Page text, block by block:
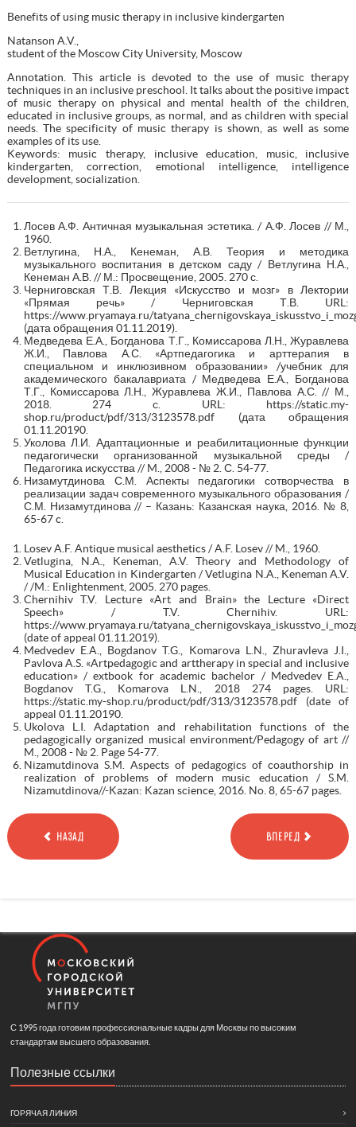
Benefits of using music therapy in inclusive kindergarten
Natanson A.V.,
student of the Moscow City University, Moscow
Annotation. This article is devoted to the use of music therapy
techniques in an inclusive preschool. It talks about the positive impact
of music therapy on physical and mental health of the children,
educated in inclusive groups, as normal, and as children with special
needs. The specificity of music therapy is shown, as well as some
examples of its use.
Keywords: music therapy, inclusive education, music, inclusive
kindergarten, correction, emotional intelligence, intelligence
development, socialization.
Лосев А.Ф. Античная музыкальная эстетика. / А.Ф. Лосев // М.,
1960.
Ветлугина, Н.А., Кенеман, А.В. Теория и методика
музыкального воспитания в детском саду / Ветлугина Н.А.,
Кенеман А.В. // М.: Просвещение, 2005. 270 с.
Черниговская Т.В. Лекция «Искусство и мозг» в Лектории
«Прямая речь» / Черниговская Т.В. URL:
https://www.pryamaya.ru/
(дата обращения 01.11.2019).
Медведева Е.А., Богданова Т.Г., Комиссарова Л.Н., Журавлева
Ж.И., Павлова А.С. «Артпедагогика и арттерапия в
специальном и инклюзивном образовании» /учебник для
академического бакалавриата / Медведева Е.А., Богданова
Т.Г., Комиссарова Л.Н., Журавлева Ж.И., Павлова А.С. // М.,
2018. 274 с. URL: https://static.my-
shop.ru/product/pdf/313/3123578.pdf (дата обращения
01.11.20190.
Уколова Л.И. Адаптационные и реабилитационные функции
педагогически организованной музыкальной среды /
Педагогика искусства // M., 2008 - № 2. С. 54-77.
Низамутдинова С.М. Аспекты педагогики сотворчества в
реализации задач современного музыкального образования /
С.М. Низамутдинова // – Казань: Казанская наука, 2016. № 8,
65-67 c.
Losev A.F. Antique musical aesthetics / A.F. Losev // M., 1960.
Vetlugina, N.A., Keneman, A.V. Theory and Methodology of
Musical Education in Kindergarten / Vetlugina N.A., Keneman A.V.
/ /M.: Enlightenment, 2005. 270 pages.
Chernihiv T.V. Lecture «Art and Brain» the Lecture «Direct
Speech» / T.V. Chernihiv. URL:
https://www.pryamaya.ru/
(date of appeal 01.11.2019).
Medvedev E.A., Bogdanov T.G., Komarova L.N., Zhuravleva J.I.,
Pavlova A.S. «Artpedagogic and arttherapy in special and inclusive
education» / extbook for academic bachelor / Medvedev E.A.,
Bogdanov T.G., Komarova L.N., 2018 274 pages. URL:
https://static.my-shop.ru/product/pdf/313/3123578.pdf (date of
appeal 01.11.20190.
Ukolova L.I. Adaptation and rehabilitation functions of the
pedagogically organized musical environment/Pedagogy of art //
M., 2008 - № 2. Page 54-77.
Nizamutdinova S.M. Aspects of pedagogics of coauthorship in
realization of problems of modern music education / S.M.
Nizamutdinova//-Kazan: Kazan science, 2016. No. 8, 65-67 pages.
НАЗАД ВПЕРЕД
С 1995 года готовим профессиональные кадры для Москвы по высоким
стандартам высшего образования.
Полезные ссылки
ГОРЯЧАЯ ЛИНИЯ